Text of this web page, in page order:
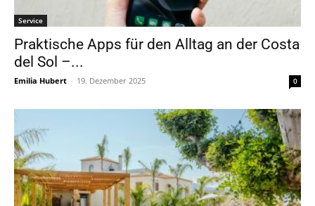
Service
Praktische Apps für den Alltag an der Costa
del Sol –...
Emilia Hubert - 19. Dezember 2025 0